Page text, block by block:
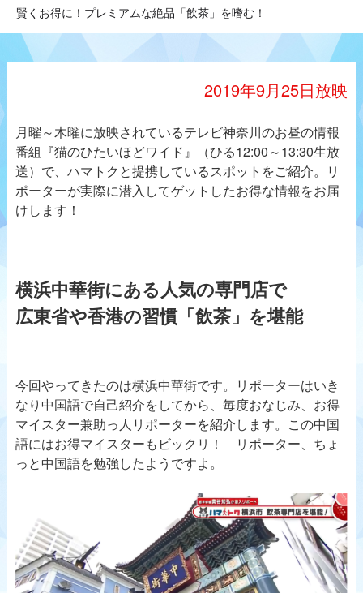
賢くお得に！プレミアムな絶品「飲茶」を嗜む！
2019年9月25日放映
月曜～木曜に放映されているテレビ神奈川のお昼の情報
番組『猫のひたいほどワイド』（ひる12:00～13:30生放
送）で、ハマトクと提携しているスポットをご紹介。リ
ポーターが実際に潜入してゲットしたお得な情報をお届
けします！
横浜中華街にある人気の専門店で
広東省や香港の習慣「飲茶」を堪能
今回やってきたのは横浜中華街です。リポーターはいき
なり中国語で自己紹介をしてから、毎度おなじみ、お得
マイスター兼助っ人リポーターを紹介します。この中国
語にはお得マイスターもビックリ！ リポーター、ちょ
っと中国語を勉強したようですよ。